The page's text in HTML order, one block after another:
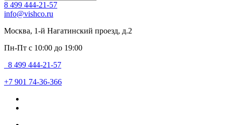
8 499 444-21-57
info@vishco.ru
Москва, 1-й Нагатинский проезд, д.2
Пн-Пт с 10:00 до 19:00
8 499 444-21-57
+7 901 74-36-366